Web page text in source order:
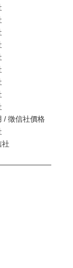
/ 徵信社價格
社